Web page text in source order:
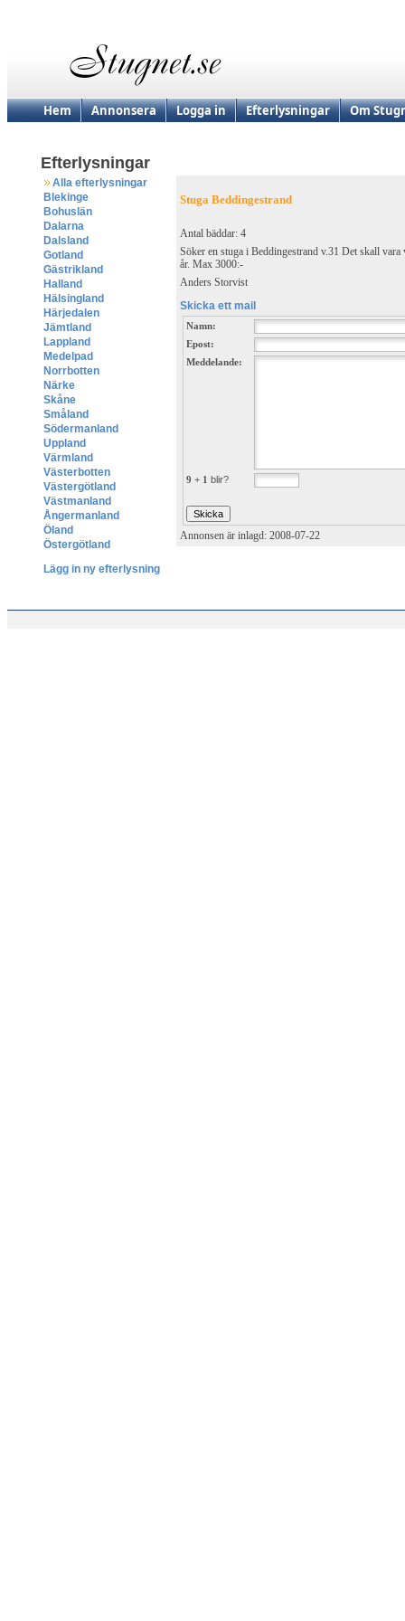
Hem Annonsera Logga in Efterlysningar Om
Efterlysningar
Alla efterlysningar
Blekinge
Bohuslän
Dalarna
Dalsland
Gotland
Gästrikland
Halland
Hälsingland
Härjedalen
Jämtland
Lappland
Medelpad
Norrbotten
Närke
Skåne
Småland
Södermanland
Uppland
Värmland
Västerbotten
Västergötland
Västmanland
Ångermanland
Öland
Östergötland
Lägg in ny efterlysning
Stuga Beddingestrand
Antal bäddar: 4
Söker en stuga i Beddingestrand v.31 Det skall
år. Max 3000:-
Anders Storvist
Skicka ett mail
Namn:
Epost:
Meddelande:
9 + 1 blir?
Annonsen är inlagd: 2008-07-22